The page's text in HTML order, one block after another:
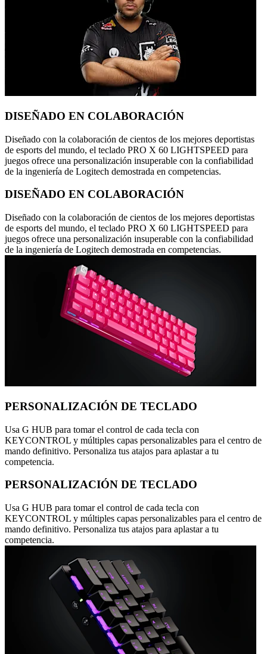
DISEÑADO EN COLABORACIÓN
Diseñado con la colaboración de cientos de los mejores deportistas
de esports del mundo, el teclado PRO X 60 LIGHTSPEED para
juegos ofrece una personalización insuperable con la confiabilidad
de la ingeniería de Logitech demostrada en competencias.
DISEÑADO EN COLABORACIÓN
Diseñado con la colaboración de cientos de los mejores deportistas
de esports del mundo, el teclado PRO X 60 LIGHTSPEED para
juegos ofrece una personalización insuperable con la confiabilidad
de la ingeniería de Logitech demostrada en competencias.
PERSONALIZACIÓN DE TECLADO
Usa G HUB para tomar el control de cada tecla con
KEYCONTROL y múltiples capas personalizables para el centro de
mando definitivo. Personaliza tus atajos para aplastar a tu
competencia.
PERSONALIZACIÓN DE TECLADO
Usa G HUB para tomar el control de cada tecla con
KEYCONTROL y múltiples capas personalizables para el centro de
mando definitivo. Personaliza tus atajos para aplastar a tu
competencia.